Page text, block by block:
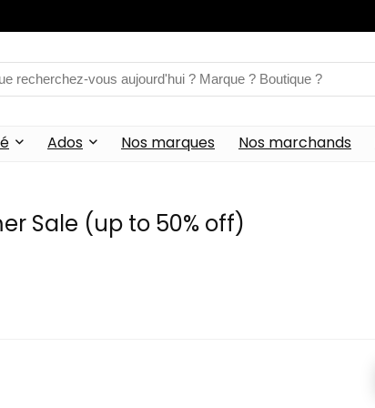
Ados Nos marques Nos marchands
Sale (up to 50% off)